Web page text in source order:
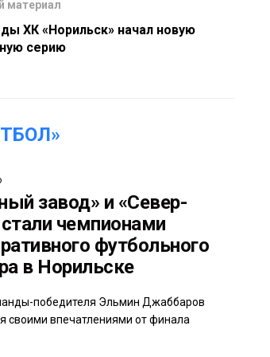
материал
ХК «Норильск» начал новую
серию
завод» и «Север-
чемпионами
футбольного
в Норильске
победителя Эльмин Джаббаров
своими впечатлениями от финала